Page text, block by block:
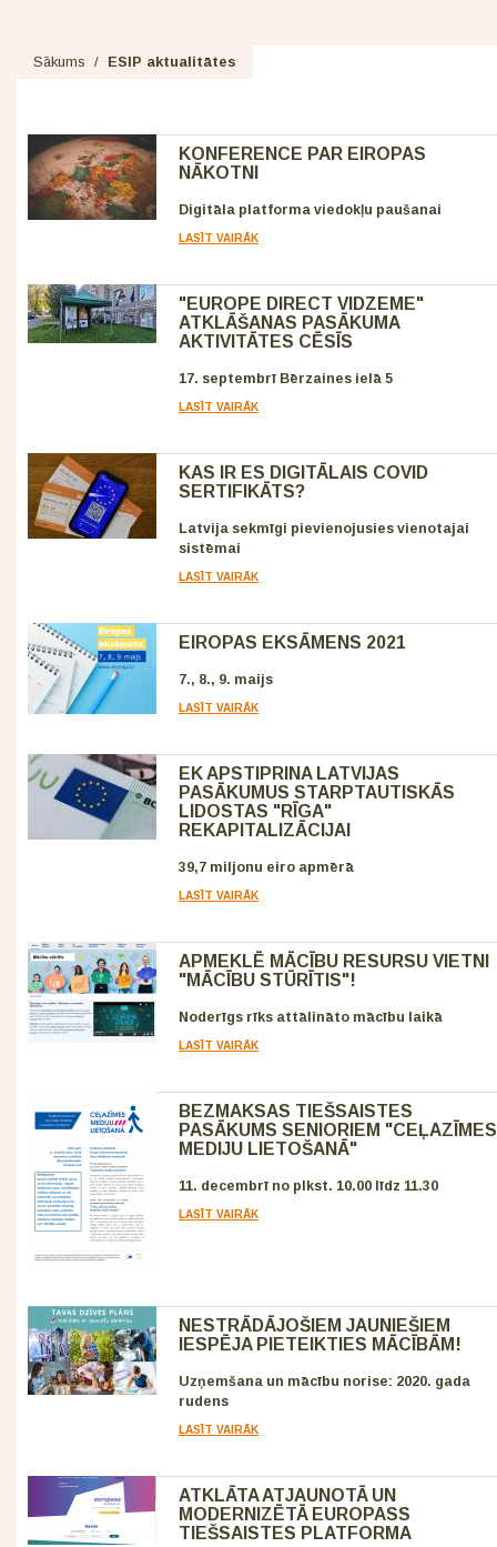
Sākums / ESIP aktualitātes
KONFERENCE PAR EIROPAS
NĀKOTNI
Digitāla platforma viedokļu paušanai
LASĪT VAIRĀK
"EUROPE DIRECT VIDZEME"
ATKLĀŠANAS PASĀKUMA
AKTIVITĀTES CĒSĪS
17. septembrī Bērzaines ielā 5
LASĪT VAIRĀK
KAS IR ES DIGITĀLAIS COVID
SERTIFIKĀTS?
Latvija sekmīgi pievienojusies vienotajai
sistēmai
LASĪT VAIRĀK
EIROPAS EKSĀMENS 2021
7., 8., 9. maijs
LASĪT VAIRĀK
EK APSTIPRINA LATVIJAS
PASĀKUMUS STARPTAUTISKĀS
LIDOSTAS "RĪGA"
REKAPITALIZĀCIJAI
39,7 miljonu eiro apmērā
LASĪT VAIRĀK
APMEKLĒ MĀCĪBU RESURSU VIETNI
"MĀCĪBU STŪRĪTIS"!
Noderīgs rīks attālināto mācību laikā
LASĪT VAIRĀK
BEZMAKSAS TIEŠSAISTES
PASĀKUMS SENIORIEM "CEĻAZĪMES
MEDIJU LIETOŠANĀ"
11. decembrī no plkst. 10.00 līdz 11.30
LASĪT VAIRĀK
NESTRĀDĀJOŠIEM JAUNIEŠIEM
IESPĒJA PIETEIKTIES MĀCĪBĀM!
Uzņemšana un mācību norise: 2020. gada
rudens
LASĪT VAIRĀK
ATKLĀTA ATJAUNOTĀ UN
MODERNIZĒTĀ EUROPASS
TIEŠSAISTES PLATFORMA